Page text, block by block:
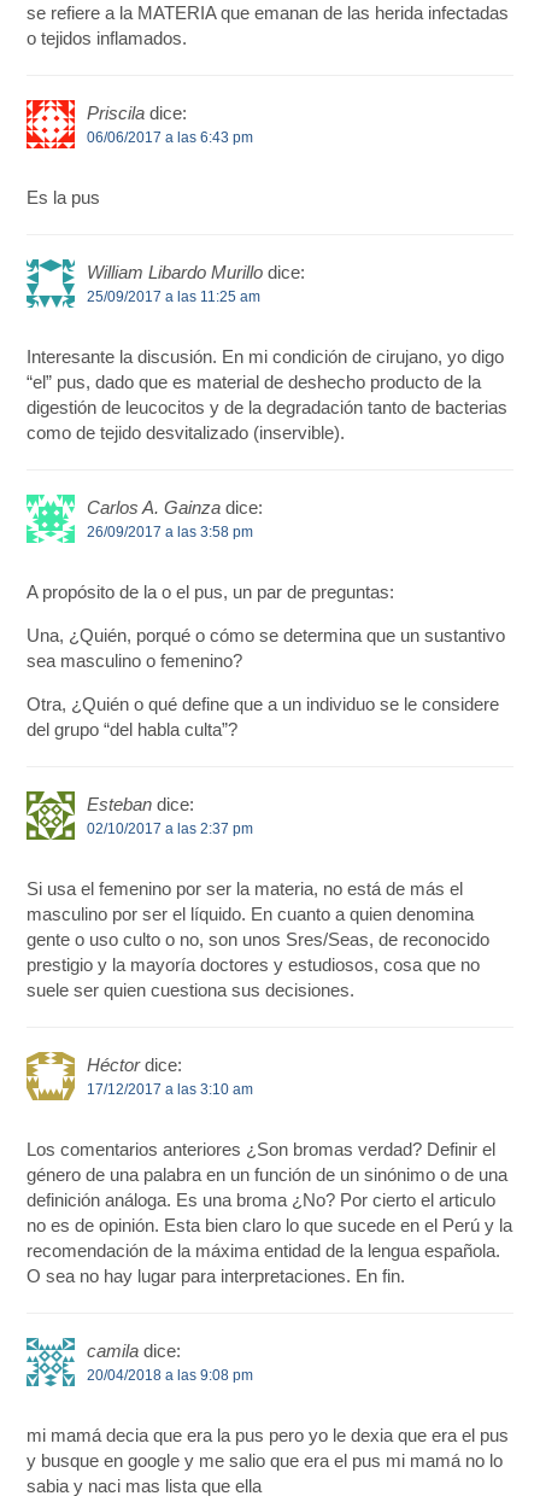
se refiere a la MATERIA que emanan de las herida infectadas
o tejidos inflamados.
Priscila dice:
06/06/2017 a las 6:43 pm
Es la pus
William Libardo Murillo dice:
25/09/2017 a las 11:25 am
Interesante la discusión. En mi condición de cirujano, yo digo
“el” pus, dado que es material de deshecho producto de la
digestión de leucocitos y de la degradación tanto de bacterias
como de tejido desvitalizado (inservible).
Carlos A. Gainza dice:
26/09/2017 a las 3:58 pm
A propósito de la o el pus, un par de preguntas:
Una, ¿Quién, porqué o cómo se determina que un sustantivo
sea masculino o femenino?
Otra, ¿Quién o qué define que a un individuo se le considere
del grupo “del habla culta”?
Esteban dice:
02/10/2017 a las 2:37 pm
Si usa el femenino por ser la materia, no está de más el
masculino por ser el líquido. En cuanto a quien denomina
gente o uso culto o no, son unos Sres/Seas, de reconocido
prestigio y la mayoría doctores y estudiosos, cosa que no
suele ser quien cuestiona sus decisiones.
Héctor dice:
17/12/2017 a las 3:10 am
Los comentarios anteriores ¿Son bromas verdad? Definir el
género de una palabra en un función de un sinónimo o de una
definición análoga. Es una broma ¿No? Por cierto el articulo
no es de opinión. Esta bien claro lo que sucede en el Perú y la
recomendación de la máxima entidad de la lengua española.
O sea no hay lugar para interpretaciones. En fin.
camila dice:
20/04/2018 a las 9:08 pm
mi mamá decia que era la pus pero yo le dexia que era el pus
y busque en google y me salio que era el pus mi mamá no lo
sabia y naci mas lista que ella